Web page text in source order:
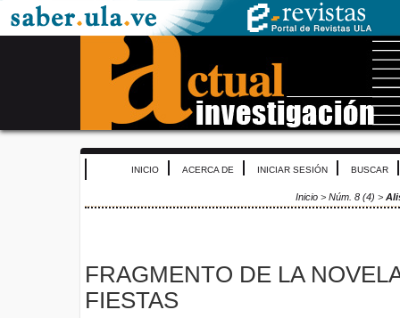
INICIO ACERCA DE INICIAR SESIÓN BUSCAR
Inicio > Núm. 8 (4) >
FRAGMENTO DE LA
FIESTAS